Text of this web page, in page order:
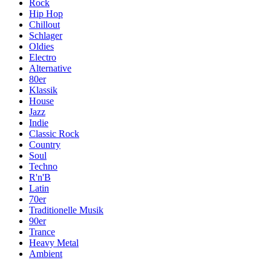
Rock
Hip Hop
Chillout
Schlager
Oldies
Electro
Alternative
80er
Klassik
House
Jazz
Indie
Classic Rock
Country
Soul
Techno
R'n'B
Latin
70er
Traditionelle Musik
90er
Trance
Heavy Metal
Ambient